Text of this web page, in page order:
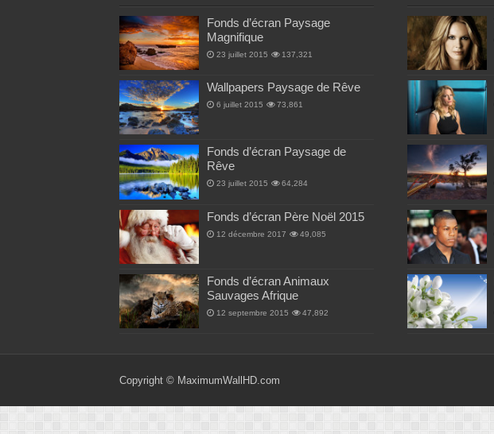
Fonds d’écran Paysage
Magnifique
23 juillet 2015 137,321
Wallpapers Paysage de Rêve
6 juillet 2015 73,861
Fonds d’écran Paysage de
Rêve
23 juillet 2015 64,284
Fonds d’écran Père Noël 2015
12 décembre 2017 49,085
Fonds d’écran Animaux
Sauvages Afrique
12 septembre 2015 47,892
Copyright © MaximumWallHD.com